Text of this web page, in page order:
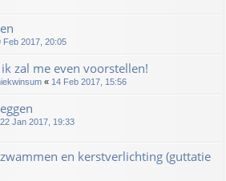
Feb 2017, 20:05
zal me even voorstellen!
« 14 Feb 2017, 15:56
22 Jan 2017, 19:33
en kerstverlichting (guttatie